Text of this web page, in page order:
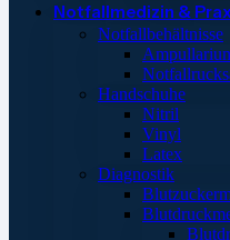
Notfallmedizin &
Notfallbehältnisse
Handschuhe
Nitril
Vinyl
Latex
Diagnostik